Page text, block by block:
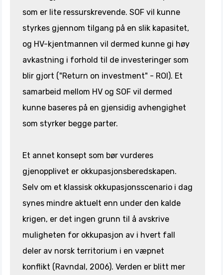
som er lite ressurskrevende. SOF vil kunne
styrkes gjennom tilgang på en slik kapasitet,
og HV-kjentmannen vil dermed kunne gi høy
avkastning i forhold til de investeringer som
blir gjort ("Return on investment" - ROI). Et
samarbeid mellom HV og SOF vil dermed
kunne baseres på en gjensidig avhengighet
som styrker begge parter.
Et annet konsept som bør vurderes
gjenopplivet er okkupasjonsberedskapen.
Selv om et klassisk okkupasjonsscenario i dag
synes mindre aktuelt enn under den kalde
krigen, er det ingen grunn til å avskrive
muligheten for okkupasjon av i hvert fall
deler av norsk territorium i en væpnet
konflikt (Ravndal, 2006). Verden er blitt mer